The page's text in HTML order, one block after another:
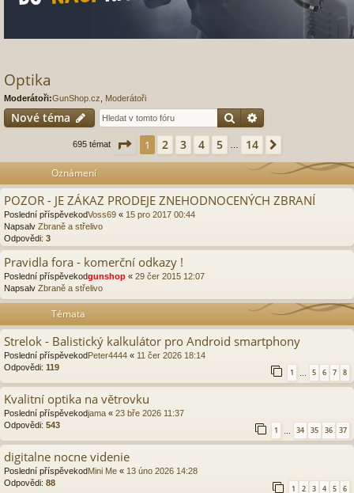
Optika
Moderátoři:GunShop.cz Moderátoři
Nové téma Hledat
695 témat Stránka 1z 14
1 2 3 4 5 14
Oznámení
POZOR - JE ZÁKAZ PRODEJE ZNEHODNOCENÝCH ZBRANÍ
Poslední příspěvekodVoss69 « 15 pro 2017 00:44
Napsalv Zbraně a střelivo
Odpovědi: 3
Pravidla fora - komerční odkazy !
Poslední příspěvekodgunshop « 29 čer 2015 12:07
Napsalv Zbraně a střelivo
Témata
Strelok - Balistický kalkulátor pro Android smartphony
Poslední příspěvekodPeter4444 « 11 čer 2026 18:14
Odpovědi: 119
1 … 5 6 7 8
Kvalitní optika na větrovku
Poslední příspěvekodjama « 23 bře 2026 11:37
Odpovědi: 543
1 … 34 35 36 37
digitalne nocne videnie
Poslední příspěvekodMini Me « 13 úno 2026 14:28
Odpovědi: 88
1 2 3 4 5 6